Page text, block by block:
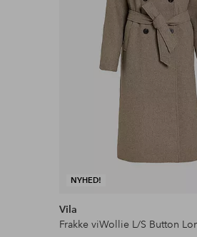
NYHED!
Vila
Frakke viWollie L/S Button